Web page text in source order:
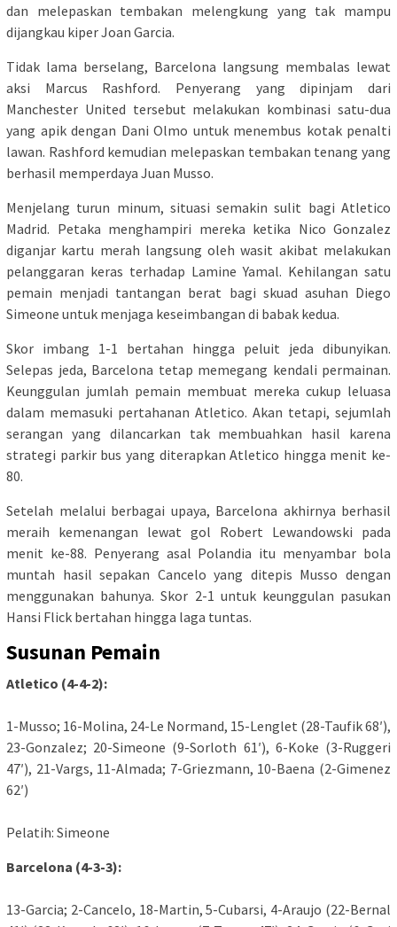
dan melepaskan tembakan melengkung yang tak mampu
dijangkau kiper Joan Garcia.
Tidak lama berselang, Barcelona langsung membalas lewat
aksi Marcus Rashford. Penyerang yang dipinjam dari
Manchester United tersebut melakukan kombinasi satu-dua
yang apik dengan Dani Olmo untuk menembus kotak penalti
lawan. Rashford kemudian melepaskan tembakan tenang yang
berhasil memperdaya Juan Musso.
Menjelang turun minum, situasi semakin sulit bagi Atletico
Madrid. Petaka menghampiri mereka ketika Nico Gonzalez
diganjar kartu merah langsung oleh wasit akibat melakukan
pelanggaran keras terhadap Lamine Yamal. Kehilangan satu
pemain menjadi tantangan berat bagi skuad asuhan Diego
Simeone untuk menjaga keseimbangan di babak kedua.
Skor imbang 1-1 bertahan hingga peluit jeda dibunyikan.
Selepas jeda, Barcelona tetap memegang kendali permainan.
Keunggulan jumlah pemain membuat mereka cukup leluasa
dalam memasuki pertahanan Atletico. Akan tetapi, sejumlah
serangan yang dilancarkan tak membuahkan hasil karena
strategi parkir bus yang diterapkan Atletico hingga menit ke-
80.
Setelah melalui berbagai upaya, Barcelona akhirnya berhasil
meraih kemenangan lewat gol Robert Lewandowski pada
menit ke-88. Penyerang asal Polandia itu menyambar bola
muntah hasil sepakan Cancelo yang ditepis Musso dengan
menggunakan bahunya. Skor 2-1 untuk keunggulan pasukan
Hansi Flick bertahan hingga laga tuntas.
Susunan Pemain
Atletico (4-4-2):
1-Musso; 16-Molina, 24-Le Normand, 15-Lenglet (28-Taufik 68′),
23-Gonzalez; 20-Simeone (9-Sorloth 61′), 6-Koke (3-Ruggeri
47′), 21-Vargs, 11-Almada; 7-Griezmann, 10-Baena (2-Gimenez
62′)
Pelatih: Simeone
Barcelona (4-3-3):
13-Garcia; 2-Cancelo, 18-Martin, 5-Cubarsi, 4-Araujo (22-Bernal